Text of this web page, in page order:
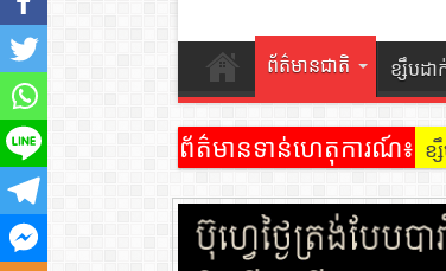
ព័ត៌មានជាតិ ខ្សឹបដ
ព័ត៌មានទាន់ហេតុការណ៍៖ ខ្